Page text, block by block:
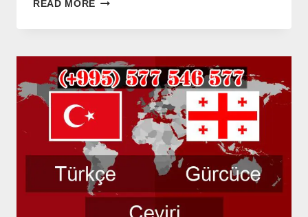
READ MORE
BELGELERIN
–
(+995)
577
577